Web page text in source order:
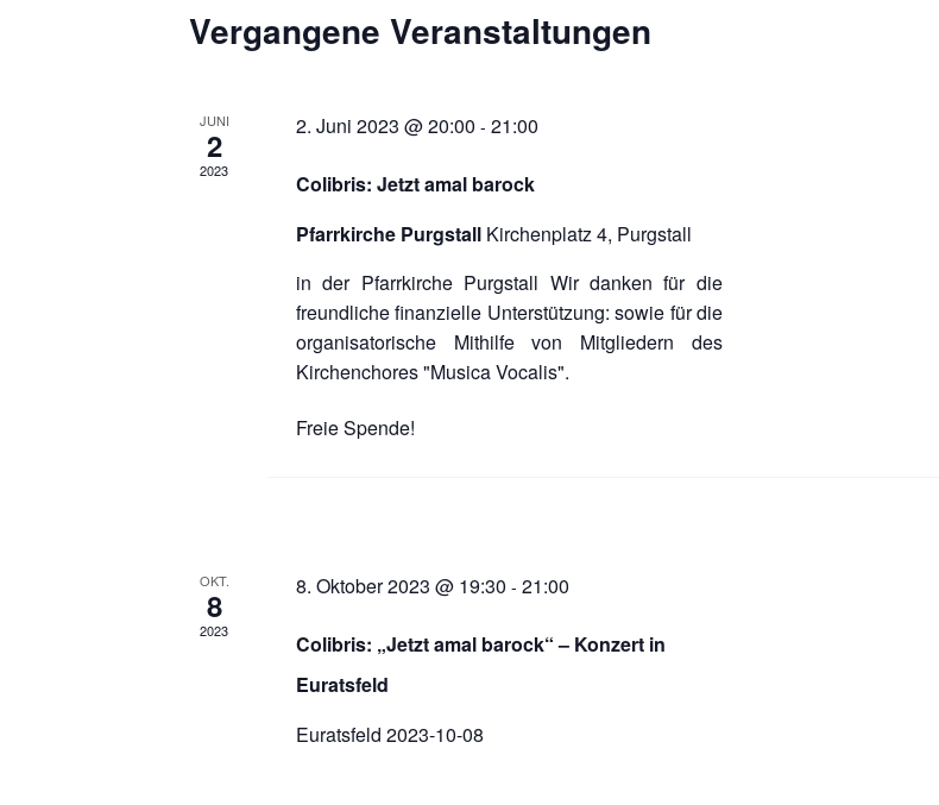
Vergangene Veranstaltungen
JUNI
2
2023
2. Juni 2023 @ 20:00 - 21:00
Colibris: Jetzt amal barock
Pfarrkirche Purgstall Kirchenplatz 4, Purgstall
in der Pfarrkirche Purgstall Wir danken für die
freundliche finanzielle Unterstützung: sowie für die
organisatorische Mithilfe von Mitgliedern des
Kirchenchores "Musica Vocalis".
Freie Spende!
OKT.
8
2023
8. Oktober 2023 @ 19:30 - 21:00
Colibris: „Jetzt amal barock“ – Konzert in
Euratsfeld
Euratsfeld 2023-10-08